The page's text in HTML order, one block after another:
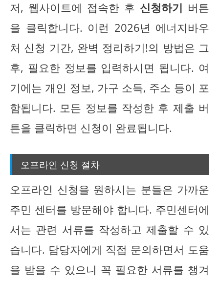
저, 웹사이트에 접속한 후 신청하기 버튼
을 클릭합니다. 이런 2026년 에너지바우
처 신청 기간, 완벽 정리하기!의 방법은 그
후, 필요한 정보를 입력하시면 됩니다. 여
기에는 개인 정보, 가구 소득, 주소 등이 포
함됩니다. 모든 정보를 작성한 후 제출 버
튼을 클릭하면 신청이 완료됩니다.
오프라인 신청 절차
오프라인 신청을 원하시는 분들은 가까운
주민 센터를 방문해야 합니다. 주민센터에
서는 관련 서류를 작성하고 제출할 수 있
습니다. 담당자에게 직접 문의하면서 도움
을 받을 수 있으니 꼭 필요한 서류를 챙겨